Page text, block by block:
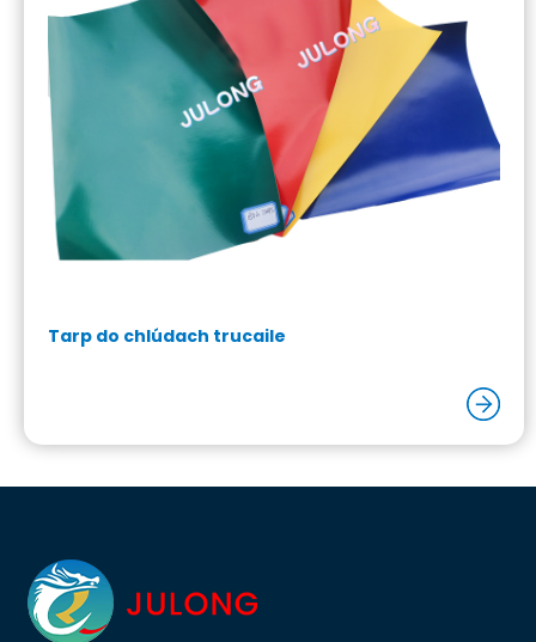
Tarp do chlúdach trucaile